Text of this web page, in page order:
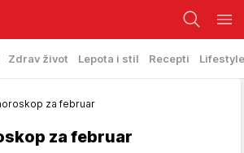
Zdrav život Lepota i stil Recepti Lifestyle
za februar
za februar